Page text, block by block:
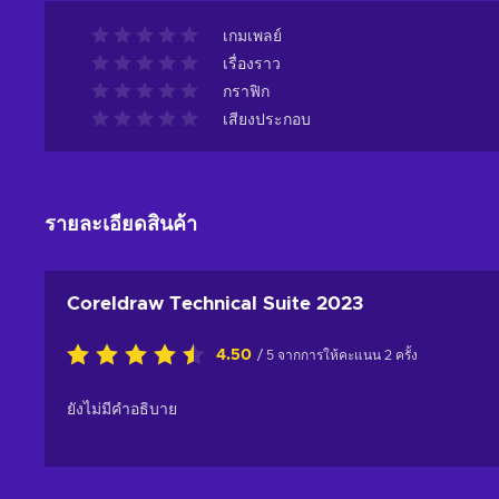
เกมเพลย์
เรื่องราว
กราฟิก
เสียงประกอบ
รายละเอียดสินค้า
Coreldraw Technical Suite 2023
4.50 / 5 จากการให้คะแนน 2 ครั้ง
ยังไม่มีคำอธิบาย